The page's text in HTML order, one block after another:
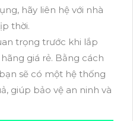
hãy liên hệ với nhà
thời.
trọng trước khi lắp
giá rẻ. Bằng cách
sẽ có một hệ thống
giúp bảo vệ an ninh và